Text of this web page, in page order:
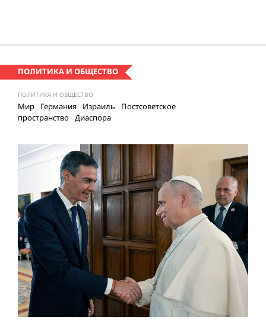
ПОЛИТИКА И ОБЩЕСТВО
ПОЛИТИКА И ОБЩЕСТВО
Мир Германия Израиль
Постсоветское
пространство Диаспора